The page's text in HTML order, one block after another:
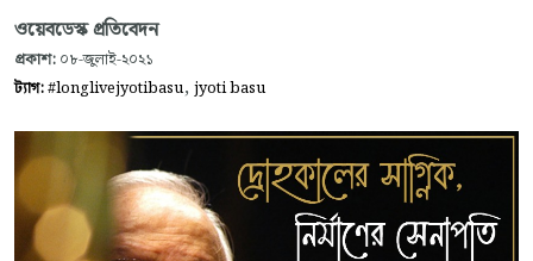
ওয়েবডেস্ক প্রতিবেদন
প্রকাশ: ০৮-জুলাই-২০২১
ট্যাগ:#longlivejyotibasu, jyoti basu